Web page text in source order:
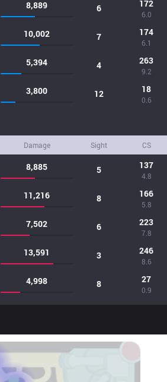
8,889 6 172
6.0
10,002 7 174
6.1
5,394 4 263
9.2
3,800 12 18
0.6
Damage Sight CS
8,885 5 137
4.8
11,216 8 166
5.8
7,502 6 223
7.8
13,591 3 246
8.6
4,998 8 27
0.9